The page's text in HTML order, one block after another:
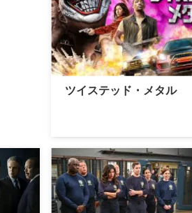
ツイステッド・メタル